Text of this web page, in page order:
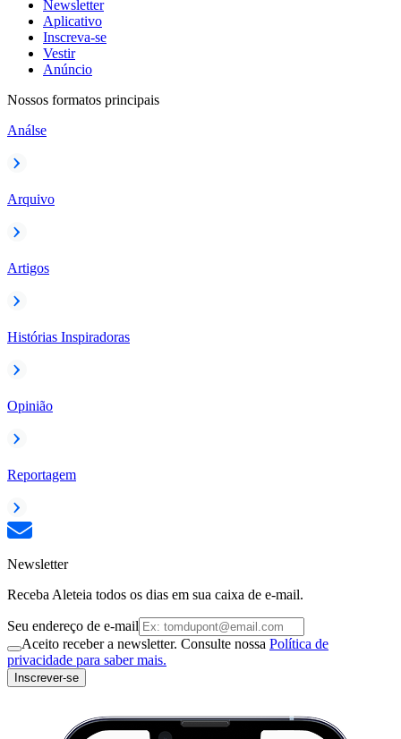
Newsletter
Aplicativo
Inscreva-se
Vestir
Anúncio
Nossos formatos principais
Análse
Arquivo
Artigos
Histórias Inspiradoras
Opinião
Reportagem
Newsletter
Receba Aleteia todos os dias em sua caixa de e-mail.
Seu endereço de e-mail
Aceito receber a newsletter. Consulte nossa Política de
privacidade para saber mais.
Inscrever-se